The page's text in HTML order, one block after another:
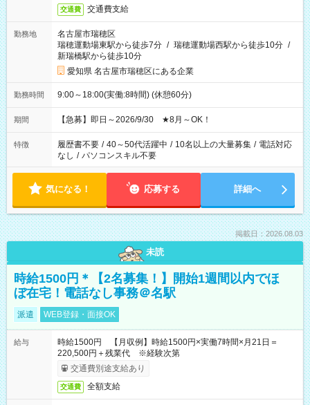
交通費 交通費支給
勤務地
名古屋市瑞穂区
瑞穂運動場東駅から徒歩7分 / 瑞穂運動場西駅から徒歩10分 /
新瑞橋駅から徒歩10分
愛知県 名古屋市瑞穂区にある企業
勤務時間 9:00～18:00(実働:8時間) (休憩60分)
期間 【急募】即日～2026/9/30 ★8月～OK！
特徴 履歴書不要 / 40～50代活躍中 / 10名以上の大量募集 / 電話対応
なし / パソコンスキル不要
気になる！ 応募する 詳細へ
掲載日：2026.08.03
未読
時給1500円＊【2名募集！】開始1週間以内でほ
ぼ在宅！電話なし事務＠名駅
派遣 WEB登録・面接OK
給与
時給1500円 【月収例】時給1500円×実働7時間×月21日＝
220,500円＋残業代 ※経験次第
交通費別途支給あり
交通費 全額支給